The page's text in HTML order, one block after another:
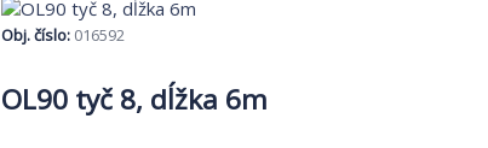
Obj. číslo: 016592
OL90 tyč 8, dĺžka 6m